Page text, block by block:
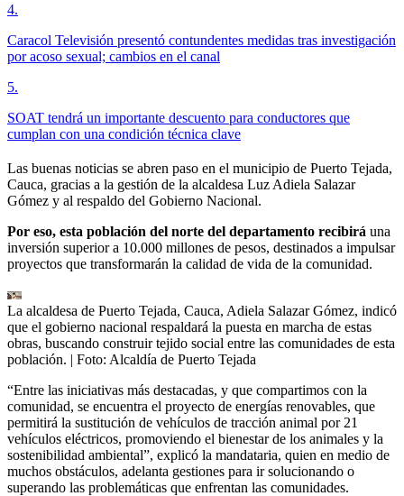
4.
Caracol Televisión presentó contundentes medidas tras investigación
por acoso sexual; cambios en el canal
5.
SOAT tendrá un importante descuento para conductores que
cumplan con una condición técnica clave
Las buenas noticias se abren paso en el municipio de Puerto Tejada,
Cauca, gracias a la gestión de la alcaldesa Luz Adiela Salazar
Gómez y al respaldo del Gobierno Nacional.
Por eso, esta población del norte del departamento recibirá una
inversión superior a 10.000 millones de pesos, destinados a impulsar
proyectos que transformarán la calidad de vida de la comunidad.
La alcaldesa de Puerto Tejada, Cauca, Adiela Salazar Gómez, indicó
que el gobierno nacional respaldará la puesta en marcha de estas
obras, buscando construir tejido social entre las comunidades de esta
población. | Foto: Alcaldía de Puerto Tejada
“Entre las iniciativas más destacadas, y que compartimos con la
comunidad, se encuentra el proyecto de energías renovables, que
permitirá la sustitución de vehículos de tracción animal por 21
vehículos eléctricos, promoviendo el bienestar de los animales y la
sostenibilidad ambiental”, explicó la mandataria, quien en medio de
muchos obstáculos, adelanta gestiones para ir solucionando o
superando las problemáticas que enfrentan las comunidades.